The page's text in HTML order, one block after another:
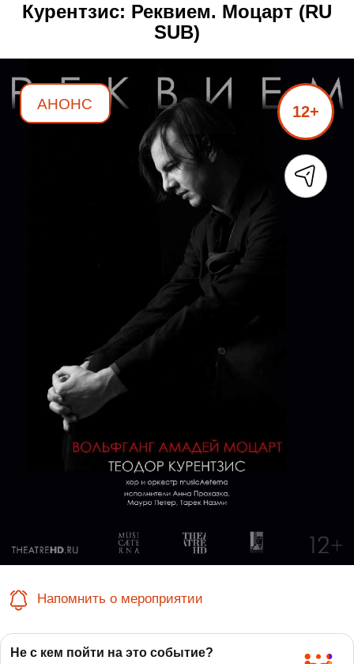
Курентзис: Реквием. Моцарт (RU
SUB)
АНОНС 12+
Напомнить о мероприятии